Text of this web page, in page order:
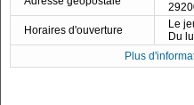
Horaires d'ouverture
Le
Du
Plus